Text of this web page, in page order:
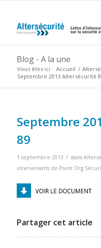
Blog - A la une
Vous êtes ici : Accueil /
Septembre 2013 Altersécurité
Septembre
89
1 septembre 2013 / dans
intervenants de Point Org
Partager cet article